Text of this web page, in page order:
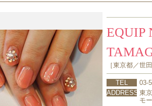
EQUIP
［東京都／世
TEL
03-
ADDRESS 東
モ